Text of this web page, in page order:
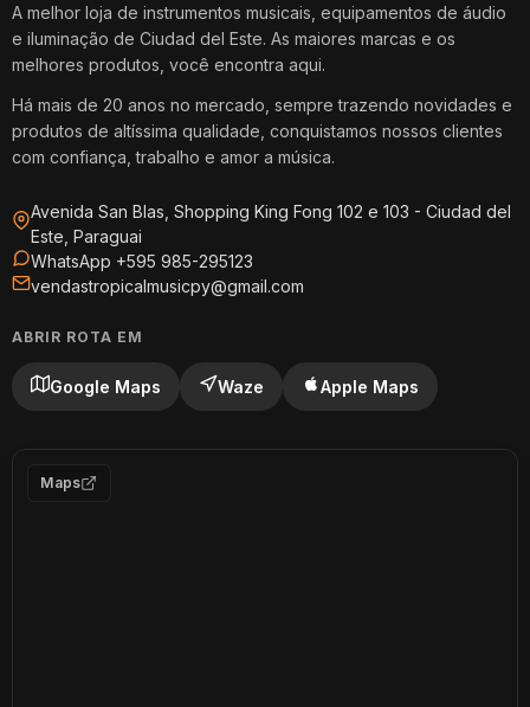
A melhor loja de instrumentos musicais, equipamentos de áudio
e iluminação de Ciudad del Este. As maiores marcas e os
melhores produtos, você encontra aqui.
Há mais de 20 anos no mercado, sempre trazendo novidades e
produtos de altíssima qualidade, conquistamos nossos clientes
com confiança, trabalho e amor a música.
Avenida San Blas, Shopping King Fong 102 e 103 - Ciudad del
Este, Paraguai
WhatsApp +595 985-295123
vendastropicalmusicpy@gmail.com
ABRIR ROTA EM
Google Maps Waze Apple Maps
Maps